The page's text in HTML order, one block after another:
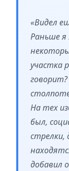
«Видел
Раньше я
участка
На тех
был,
стрелки,
добавил